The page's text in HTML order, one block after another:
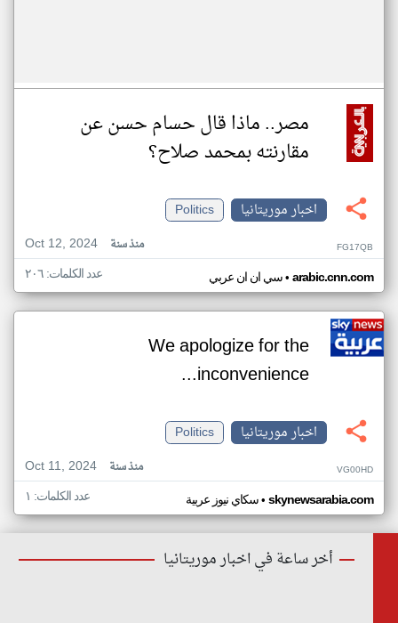
مصر.. ماذا قال حسام حسن عن
مقارنته بمحمد صلاح؟
اخبار موريتانيا
Politics
Oct 12, 2024
منذ سنة FG17QB
سي ان ان عربي• arabic.cnn.com عدد الكلمات: ٢٠٦
We apologize for the
inconvenience...
اخبار موريتانيا
Politics
Oct 11, 2024
منذ سنة VG00HD
سكاي نيوز عربية• skynewsarabia.com عدد الكلمات: ١
أخر ساعة في اخبار موريتانيا